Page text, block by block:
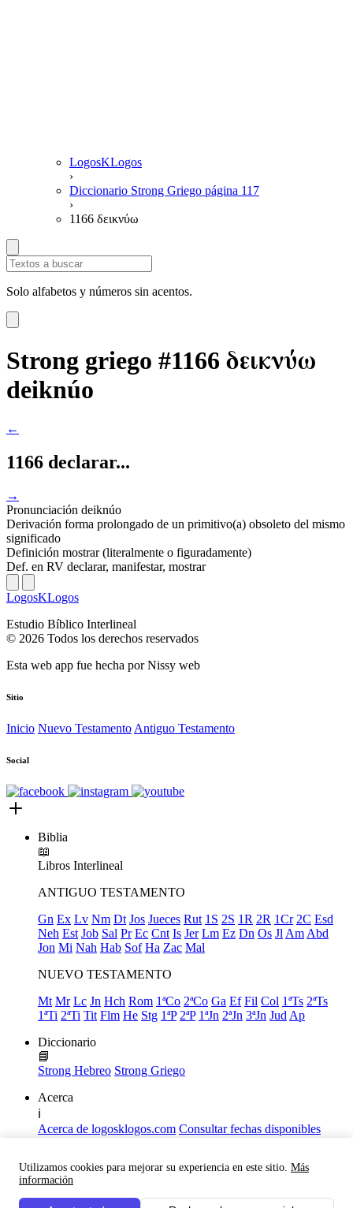
Utilizamos cookies para mejorar su experiencia en este sitio. Más
información
LogosKLogos
›
Diccionario Strong Griego página 117
›
1166 δεικνύω
Solo alfabetos y números sin acentos.
Strong griego #1166 δεικνύω
deiknúo
←
1166 declarar...
→
Pronunciación deiknúo
Derivación forma prolongado de un primitivo(a) obsoleto del mismo
significado
Definición mostrar (literalmente o figuradamente)
Def. en RV declarar, manifestar, mostrar
LogosKLogos
Estudio Bíblico Interlineal
© 2026 Todos los derechos reservados
Esta web app fue hecha porNissy web
Sitio
Inicio Nuevo Testamento Antiguo Testamento
Social
Biblia
📖
Libros Interlineal
ANTIGUO TESTAMENTO
Gn Ex Lv Nm Dt Jos Jueces Rut 1S 2S 1R 2R 1Cr 2C Esd
Neh Est Job Sal Pr Ec Cnt Is Jer Lm Ez Dn Os Jl Am Abd
Jon Mi Nah Hab Sof Ha Zac Mal
NUEVO TESTAMENTO
Mt Mr Lc Jn Hch Rom 1ªCo 2ªCo Ga Ef Fil Col 1ªTs 2ªTs
1ªTi 2ªTi Tit Flm He Stg 1ªP 2ªP 1ªJn 2ªJn 3ªJn Jud Ap
Diccionario
📘
Strong Hebreo Strong Griego
Acerca
ℹ️
Acerca de logosklogos.com Consultar fechas disponibles
Links útiles
Facebook